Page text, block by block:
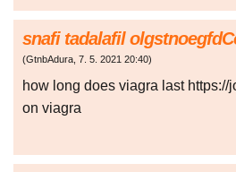
snafi tadalafil
(GtnbAdura, 7. 5. 2021 20:40)
how long does viagra last https://
on viagra